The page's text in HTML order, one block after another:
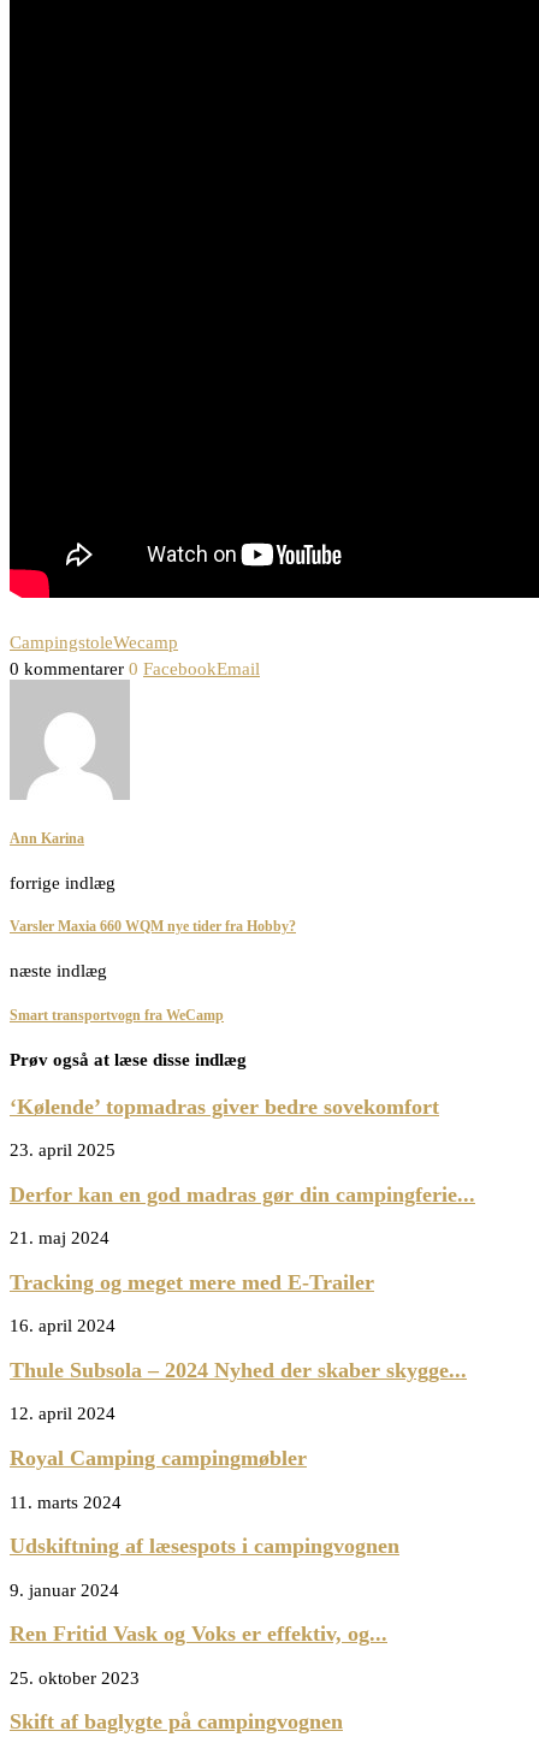
CampingstoleWecamp
0 kommentarer 0 FacebookEmail
Ann Karina
forrige indlæg
Varsler Maxia 660 WQM nye tider fra Hobby?
næste indlæg
Smart transportvogn fra WeCamp
Prøv også at læse disse indlæg
‘Kølende’ topmadras giver bedre sovekomfort
23. april 2025
Derfor kan en god madras gør din campingferie...
21. maj 2024
Tracking og meget mere med E-Trailer
16. april 2024
Thule Subsola – 2024 Nyhed der skaber skygge...
12. april 2024
Royal Camping campingmøbler
11. marts 2024
Udskiftning af læsespots i campingvognen
9. januar 2024
Ren Fritid Vask og Voks er effektiv, og...
25. oktober 2023
Skift af baglygte på campingvognen